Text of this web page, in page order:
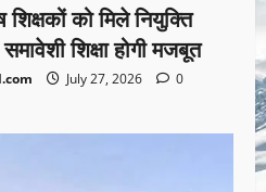
को मिले नियुक्ति
शिक्षा होगी मजबूत
July 27, 2026
0